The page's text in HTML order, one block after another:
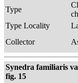
Type
Type Locality
Collector
Synedra familiaris
fig. 15